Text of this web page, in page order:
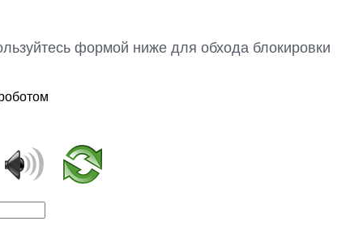
формой ниже для обхода блокировки